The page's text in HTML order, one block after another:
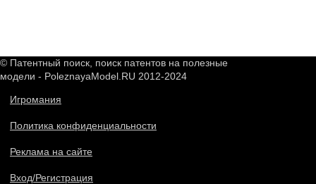
© Патентный поиск, поиск патентов на полезные
модели - PoleznayaModel.RU 2012-2024
Игромания
Политика конфиденциальности
Реклама на сайте
Вход/Регистрация